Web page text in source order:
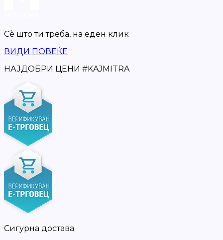
Сè што ти треба, на еден клик
ВИДИ ПОВЕЌЕ
НАЈДОБРИ ЦЕНИ #KAJMITRA
Сигурна достава